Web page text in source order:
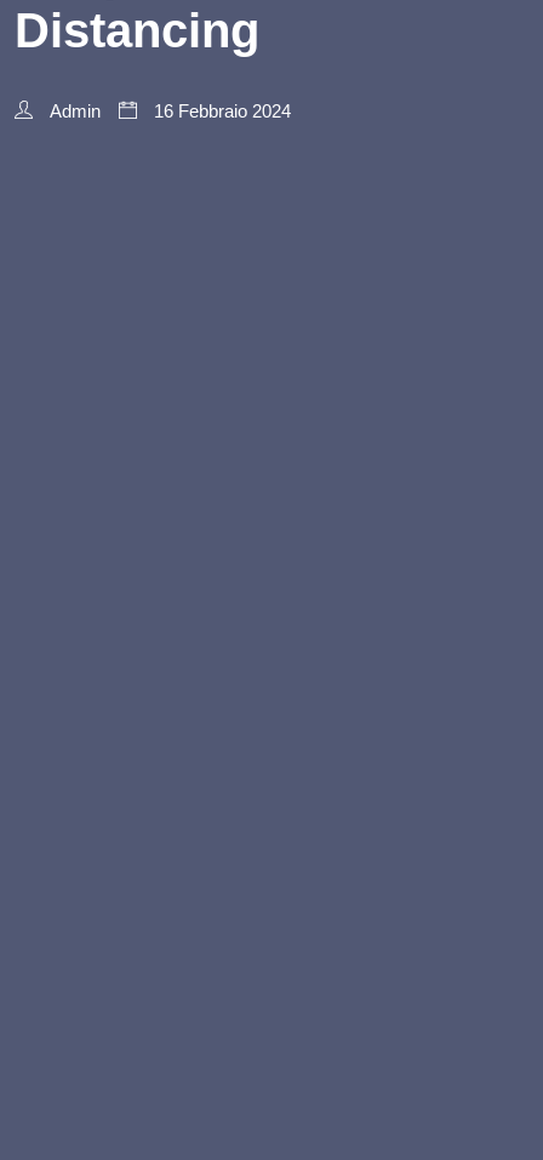
Distancing
Admin 16 Febbraio 2024